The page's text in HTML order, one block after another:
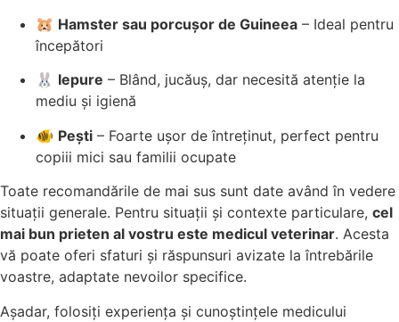
🐹 Hamster sau porcușor de Guineea – Ideal pentru
începători
🐰 Iepure – Blând, jucăuș, dar necesită atenție la
mediu și igienă
🐠 Pești – Foarte ușor de întreținut, perfect pentru
copiii mici sau familii ocupate
Toate recomandările de mai sus sunt date având în vedere
situații generale. Pentru situații și contexte particulare, cel
mai bun prieten al vostru este medicul veterinar. Acesta
vă poate oferi sfaturi și răspunsuri avizate la întrebările
voastre, adaptate nevoilor specifice.
Așadar, folosiți experiența și cunoștințele medicului